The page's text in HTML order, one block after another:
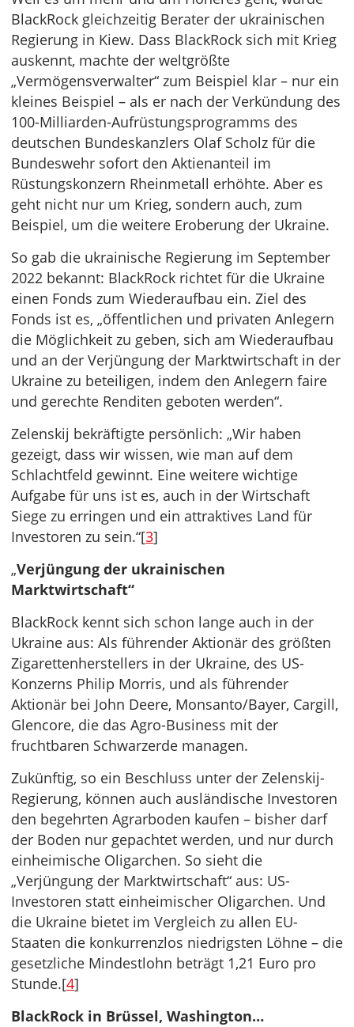
BlackRock gleichzeitig Berater der ukrainischen
Regierung in Kiew. Dass BlackRock sich mit Krieg
auskennt, machte der weltgrößte
„Vermögensverwalter“ zum Beispiel klar – nur ein
kleines Beispiel – als er nach der Verkündung des
100-Milliarden-Aufrüstungsprogramms des
deutschen Bundeskanzlers Olaf Scholz für die
Bundeswehr sofort den Aktienanteil im
Rüstungskonzern Rheinmetall erhöhte. Aber es
geht nicht nur um Krieg, sondern auch, zum
Beispiel, um die weitere Eroberung der Ukraine.
So gab die ukrainische Regierung im September
2022 bekannt: BlackRock richtet für die Ukraine
einen Fonds zum Wiederaufbau ein. Ziel des
Fonds ist es, „öffentlichen und privaten Anlegern
die Möglichkeit zu geben, sich am Wiederaufbau
und an der Verjüngung der Marktwirtschaft in der
Ukraine zu beteiligen, indem den Anlegern faire
und gerechte Renditen geboten werden“.
Zelenskij bekräftigte persönlich: „Wir haben
gezeigt, dass wir wissen, wie man auf dem
Schlachtfeld gewinnt. Eine weitere wichtige
Aufgabe für uns ist es, auch in der Wirtschaft
Siege zu erringen und ein attraktives Land für
Investoren zu sein.“[3]
„Verjüngung der ukrainischen
Marktwirtschaft“
BlackRock kennt sich schon lange auch in der
Ukraine aus: Als führender Aktionär des größten
Zigarettenherstellers in der Ukraine, des US-
Konzerns Philip Morris, und als führender
Aktionär bei John Deere, Monsanto/Bayer, Cargill,
Glencore, die das Agro-Business mit der
fruchtbaren Schwarzerde managen.
Zukünftig, so ein Beschluss unter der Zelenskij-
Regierung, können auch ausländische Investoren
den begehrten Agrarboden kaufen – bisher darf
der Boden nur gepachtet werden, und nur durch
einheimische Oligarchen. So sieht die
„Verjüngung der Marktwirtschaft“ aus: US-
Investoren statt einheimischer Oligarchen. Und
die Ukraine bietet im Vergleich zu allen EU-
Staaten die konkurrenzlos niedrigsten Löhne – die
gesetzliche Mindestlohn beträgt 1,21 Euro pro
Stunde.[4]
BlackRock in Brüssel, Washington…